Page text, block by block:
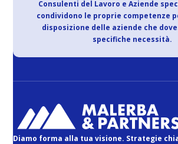
Consulenti del Lavoro e Aziende
condividono le proprie competenze
disposizione delle aziende che
specifiche necessità.
Diamo forma alla tua visione. Strategie